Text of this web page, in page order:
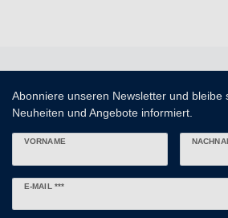
Abonniere unseren Newsletter und bleibe
Neuheiten und Angebote informiert.
VORNAME
E-MAIL ***
Newsletter